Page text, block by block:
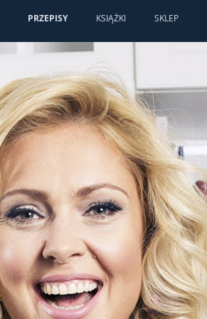
PRZEPISY KSIĄŻKI SKLEP